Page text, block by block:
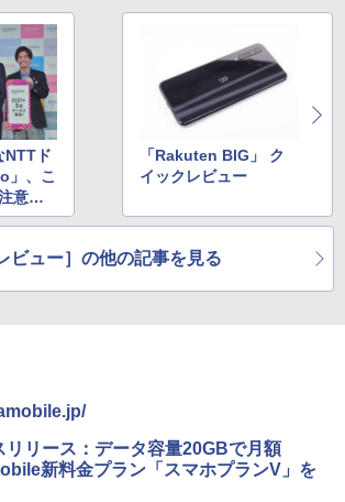
NTTド
」、こ
意し
？
「Rakuten BIG」 ク
イックレビュー
ビュー］の他の記事を見る
リリース：データ容量20GBで月額
新料金プラン「スマホプランV」を